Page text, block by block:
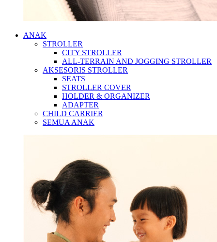
ANAK
STROLLER
CITY STROLLER
ALL-TERRAIN AND JOGGING STROLLER
AKSESORIS STROLLER
SEATS
STROLLER COVER
HOLDER & ORGANIZER
ADAPTER
CHILD CARRIER
SEMUA ANAK